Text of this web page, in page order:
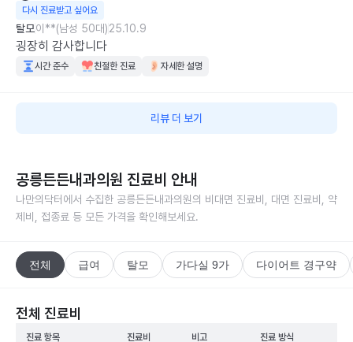
다시 진료받고 싶어요
탈모이**(남성 50대)25.10.9
굉장히 감사합니다
시간 준수 친절한 진료 자세한 설명
리뷰 더 보기
공릉든든내과의원 진료비 안내
나만의닥터에서 수집한 공릉든든내과의원의 비대면 진료비, 대면 진료비, 약
제비, 접종료 등 모든 가격을 확인해보세요.
전체 급여 탈모 가다실 9가 다이어트 경구약
전체 진료비
진료 항목 진료비 비고 진료 방식